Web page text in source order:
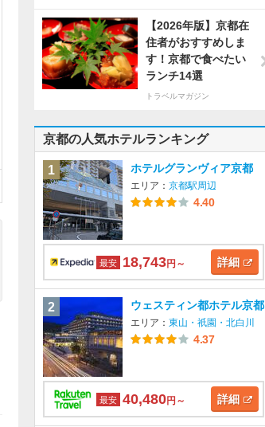
【2026年版】京都在
住者がおすすめしま
す！京都で食べたい
ランチ14選
トラベルマガジン
京都の人気ホテルランキング
1 ホテルグランヴィア京都
エリア： 京都駅周辺
4.40
最安 18,743円～ 詳細
2 ウェスティン都ホテル京都
エリア： 東山・祇園・北白川
4.37
最安 40,480円～ 詳細